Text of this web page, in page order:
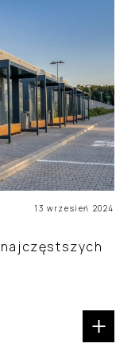
13 wrzesień 2024